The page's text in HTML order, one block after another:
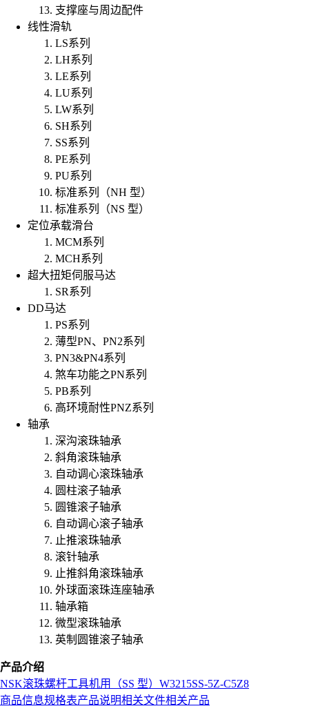
支撑座与周边配件
线性滑轨
LS系列
LH系列
LE系列
LU系列
LW系列
SH系列
SS系列
PE系列
PU系列
标准系列（NH 型）
标准系列（NS 型）
定位承载滑台
MCM系列
MCH系列
超大扭矩伺服马达
SR系列
DD马达
PS系列
薄型PN、PN2系列
PN3&PN4系列
煞车功能之PN系列
PB系列
高环境耐性PNZ系列
轴承
深沟滚珠轴承
斜角滚珠轴承
自动调心滚珠轴承
圆柱滚子轴承
圆锥滚子轴承
自动调心滚子轴承
止推滚珠轴承
滚针轴承
止推斜角滚珠轴承
外球面滚珠连座轴承
轴承箱
微型滚珠轴承
英制圆锥滚子轴承
产品介绍
NSK滚珠螺杆工具机用（SS 型） W3215SS-5Z-C5Z8
商品信息规格表产品说明相关文件相关产品